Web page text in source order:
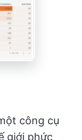
công cụ
giới phức